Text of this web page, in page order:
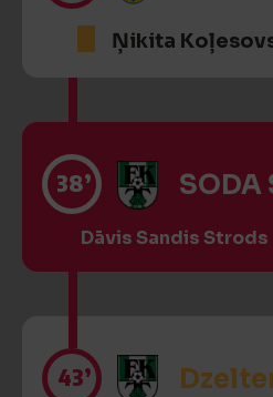
Ņikita
38’ SODA
Dāvis Sandis Strods
43’